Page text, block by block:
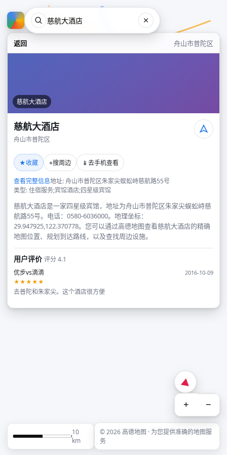
返回 舟山市普陀区
慈航大酒店
慈航大酒店
舟山市普陀区
★收藏 ⌖搜周边 📱 去手机查看
查看完整信息地址: 舟山市普陀区朱家尖蜈蚣峙慈航路55号
类型: 住宿服务;宾馆酒店;四星级宾馆
慈航大酒店是一家四星级宾馆，地址为舟山市普陀区朱家尖蜈蚣峙慈
航路55号。电话：0580-6036000。地理坐标：
29.947925,122.370778。您可以通过高德地图查看慈航大酒店的精确
地图位置、规划到达路线，以及查找周边设施。
用户评价评分 4.1
优步vs滴滴
2016-10-09
★★★★★
去普陀和朱家尖。这个酒店很方便
+ −
10
km
© 2026 高德地图 · 为您提供准确的地图服
务